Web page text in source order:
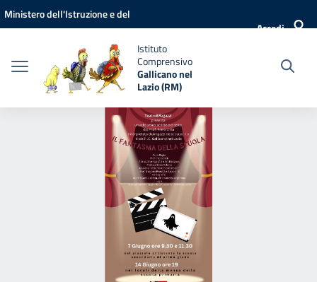
Vai ai contenuti
Vai al menu di navigazione
Vai al footer
Ministero dell'Istruzione e del
Accedi
Istituto
Comprensivo
Gallicano nel
Lazio (RM)